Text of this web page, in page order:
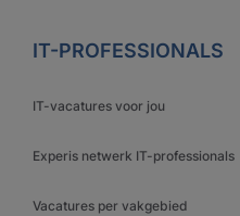
IT-PROFESSIONALS
IT-vacatures voor jou
Experis netwerk IT-professionals
Vacatures per vakgebied